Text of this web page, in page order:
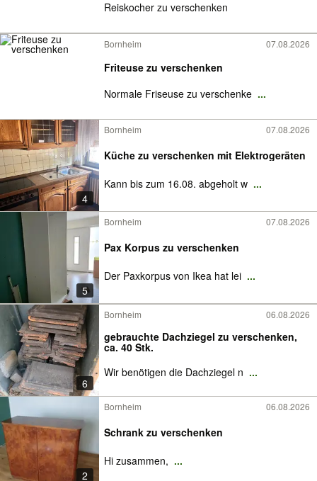
Reiskocher zu verschenken
Bornheim 07.08.2026
Friteuse zu verschenken
Normale Friseuse zu verschenke ...
4
Bornheim 07.08.2026
Küche zu verschenken mit Elektrogeräten
Kann bis zum 16.08. abgeholt w ...
5
Bornheim 07.08.2026
Pax Korpus zu verschenken
Der Paxkorpus von Ikea hat lei ...
6
Bornheim 06.08.2026
gebrauchte Dachziegel zu verschenken,
ca. 40 Stk.
Wir benötigen die Dachziegel n ...
2
Bornheim 06.08.2026
Schrank zu verschenken
Hi zusammen, ...